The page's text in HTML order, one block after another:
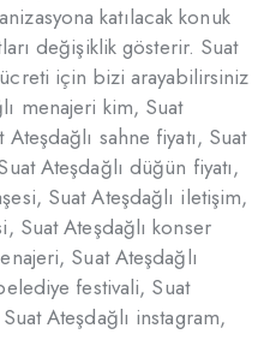
katılacak konuk
değişiklik gösterir. Suat
için bizi arayabilirsiniz
menajeri kim, Suat
sahne fiyatı, Suat
Ateşdağlı düğün fiyatı,
Suat Ateşdağlı iletişim,
Suat Ateşdağlı konser
Suat Ateşdağlı
festivali, Suat
Ateşdağlı instagram,